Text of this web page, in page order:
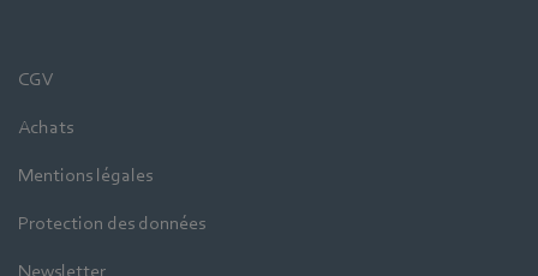
CGV
Achats
Mentions légales
Protection des données
Newsletter